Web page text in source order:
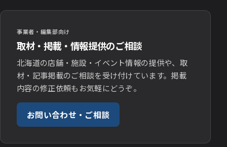
事業者・編集部向け
取材・掲載・情報提供のご相談
北海道の店舗・施設・イベント情報の提供や、取
材・記事掲載のご相談を受け付けています。掲載
内容の修正依頼もお気軽にどうぞ。
お問い合わせ・ご相談